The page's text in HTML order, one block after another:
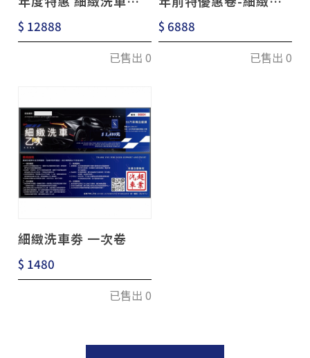
10+1次 贈送全車玻璃
鍍膜
$ 12888
已售出 0
車 五次卷
$ 6888
已售出 0
細緻洗車劵 一次卷
$ 1480
已售出 0